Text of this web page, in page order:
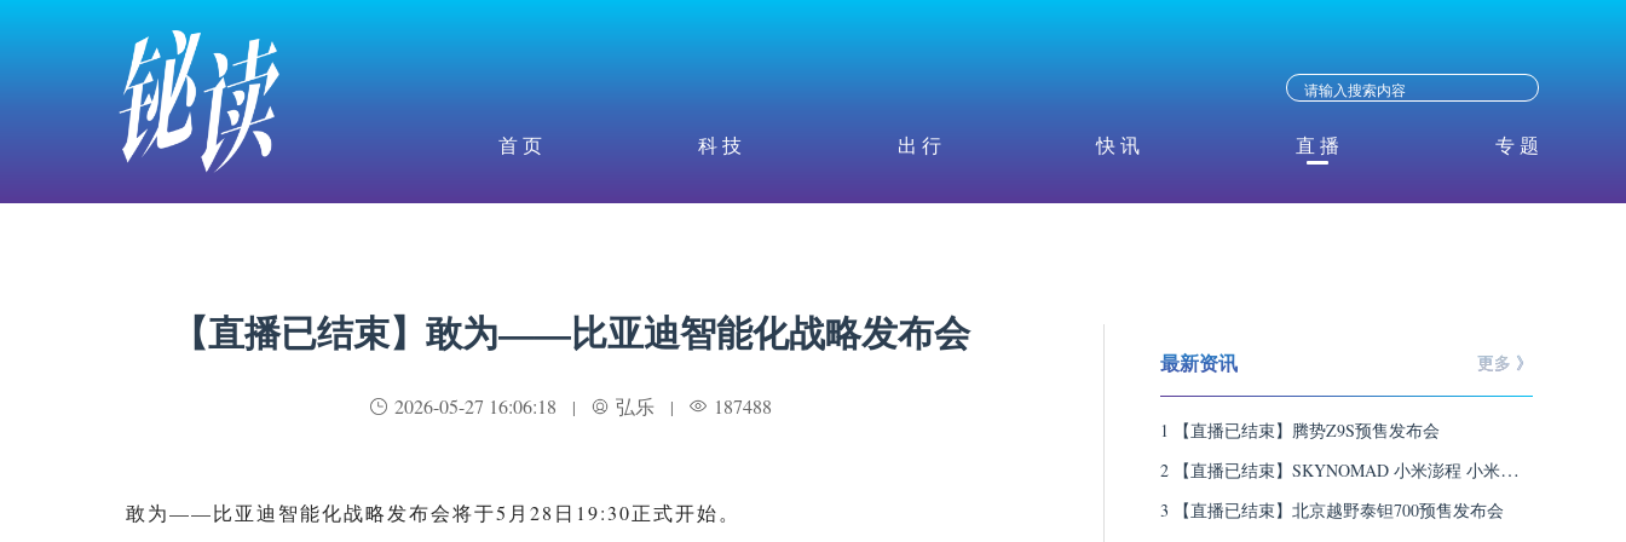
首 页 科 技 出 行 快 讯 直 播 专 题
【直播已结束】敢为——比亚迪智能化战略发布会
2026-05-27 16:06:18 | 弘乐 | 187488
敢为——比亚迪智能化战略发布会将于5月28日19:30正式开始。
最新资讯 更多 》
1 【直播已结束】腾势Z9S预售发布会
2 【直播已结束】SKYNOMAD 小米澎程 小米汽
车技术发布会
3 【直播已结束】北京越野泰钽700预售发布会